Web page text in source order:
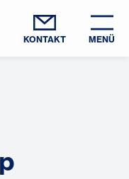
KONTAKT MENÜ